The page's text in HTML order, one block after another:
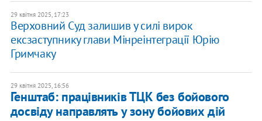
29 квітня 2025, 17:23
Верховний Суд залишив у силі вирок
ексзаступнику глави Мінреінтеграції Юрію
Гримчаку
29 квітня 2025, 16:56
Генштаб: працівників ТЦК без бойового
досвіду направлять у зону бойових дій